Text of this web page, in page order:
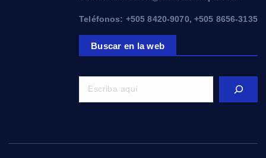
Teléfonos: +505 8420-9070, +505 8656-3135
Buscar en la web